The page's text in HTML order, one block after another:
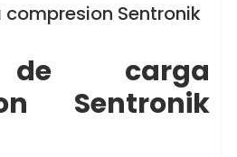
Sentronik
carga
Sentronik